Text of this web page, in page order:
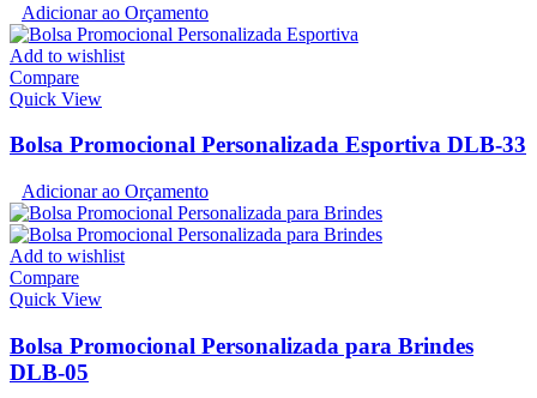
Adicionar ao Orçamento
Add to wishlist
Compare
Quick View
Bolsa Promocional Personalizada Esportiva DLB-33
Adicionar ao Orçamento
Add to wishlist
Compare
Quick View
Bolsa Promocional Personalizada para Brindes
DLB-05